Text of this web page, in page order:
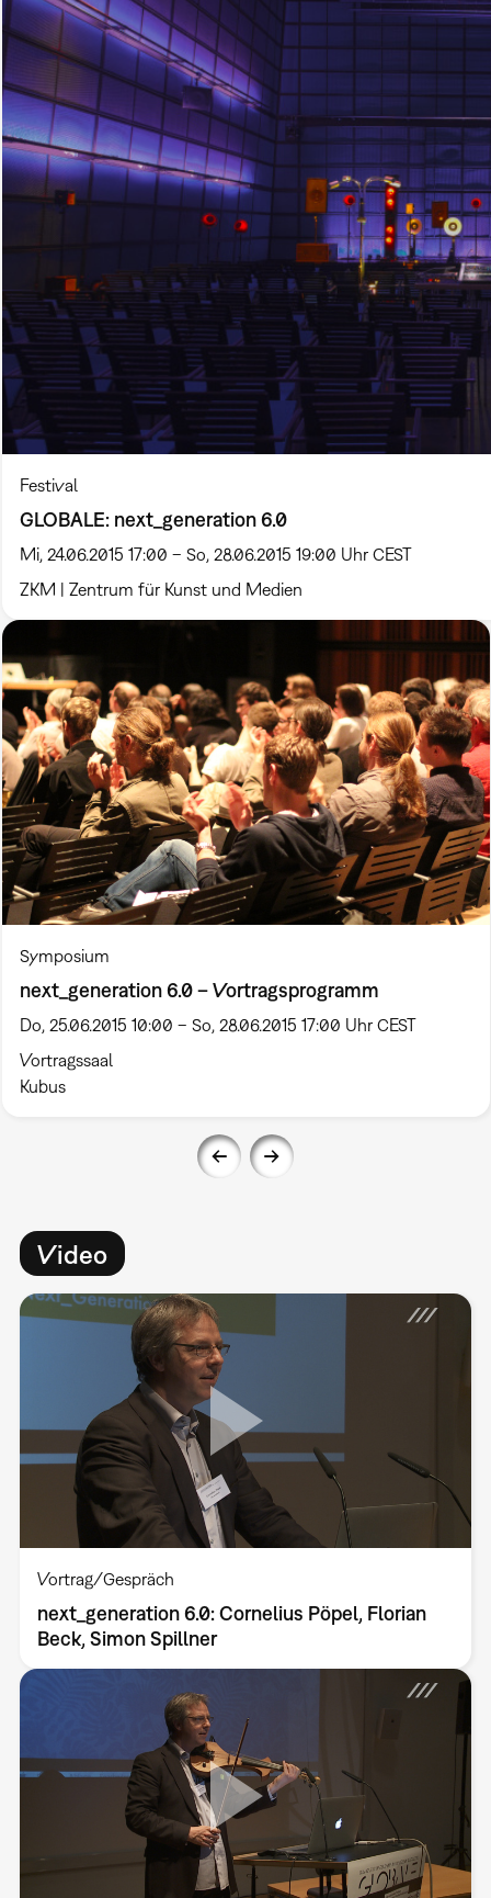
Festival
GLOBALE: next_generation 6.0
Mi, 24.06.2015 17:00 – So, 28.06.2015 19:00 Uhr CEST
ZKM | Zentrum für Kunst und Medien
Symposium
next_generation 6.0 – Vortragsprogramm
Do, 25.06.2015 10:00 – So, 28.06.2015 17:00 Uhr CEST
Vortragssaal
Kubus
Video
Vortrag/Gespräch
next_generation 6.0: Cornelius Pöpel, Florian
Beck, Simon Spillner